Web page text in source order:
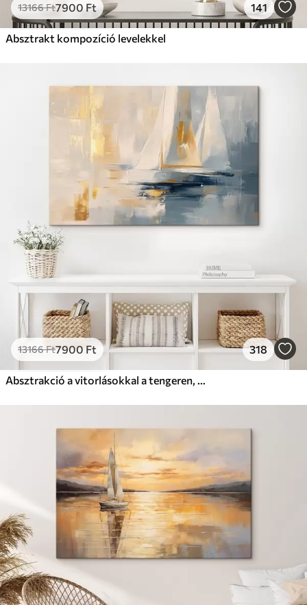
13166Ft7900 Ft 141
Absztrakt kompozíció levelekkel
13166Ft7900 Ft 318
Absztrakció a vitorlásokkal a tengeren, akril stílusban, naplemente